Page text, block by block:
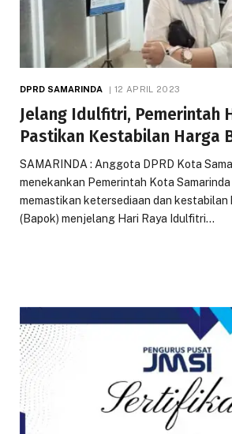
DPRD SAMARINDA 12 APRIL 2023
Jelang Idulfitri, Pemerintah
Pastikan Kestabilan Harga
SAMARINDA : Anggota DPRD Kota
menekankan Pemerintah Kota
memastikan ketersediaan dan kestabilan
(Bapok) menjelang Hari Raya Idulfitri…